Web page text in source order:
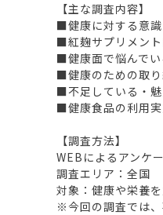
【主な調査内容】
■健康に対する意
■紅麹サプリメン
■健康面で悩んでい
■健康のための取り
■不足している・
■健康食品の利用
【調査方法】
WEBによるアンケ
調査エリア：全国
対象：健康や栄養
※今回の調査では、